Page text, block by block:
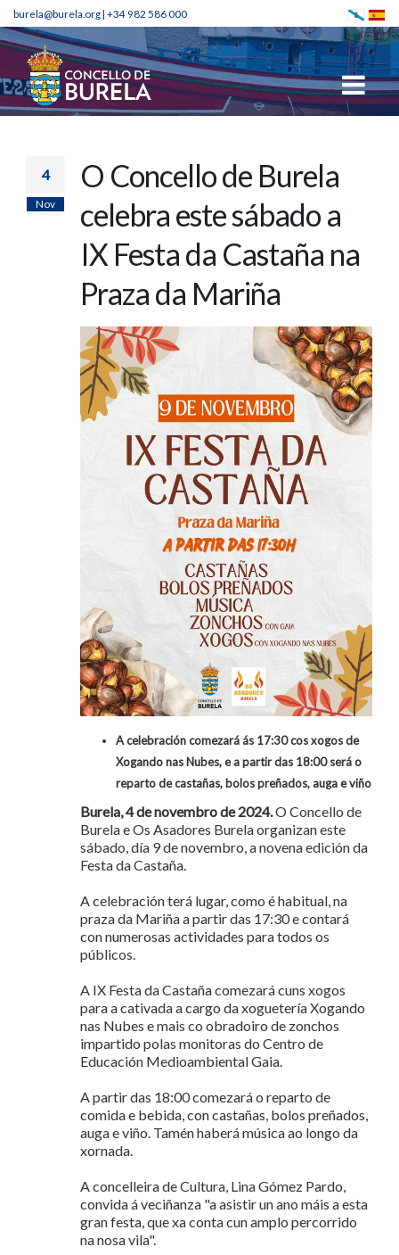
burela@burela.org| +34 982 586 000
4
Nov
O Concello de Burela
celebra este sábado a
IX Festa da Castaña na
Praza da Mariña
A celebración comezará ás 17:30 cos xogos de
Xogando nas Nubes, e a partir das 18:00 será o
reparto de castañas, bolos preñados, auga e viño
Burela, 4 de novembro de 2024.O Concello de
Burela e Os Asadores Burela organizan este
sábado, día 9 de novembro, a novena edición da
Festa da Castaña.
A celebración terá lugar, como é habitual, na
praza da Mariña a partir das 17:30 e contará
con numerosas actividades para todos os
públicos.
A IX Festa da Castaña comezará cuns xogos
para a cativada a cargo da xoguetería Xogando
nas Nubes e mais co obradoiro de zonchos
impartido polas monitoras do Centro de
Educación Medioambiental Gaia.
A partir das 18:00 comezará o reparto de
comida e bebida, con castañas, bolos preñados,
auga e viño. Tamén haberá música ao longo da
xornada.
A concelleira de Cultura, Lina Gómez Pardo,
convida á veciñanza "a asistir un ano máis a esta
gran festa, que xa conta cun amplo percorrido
na nosa vila".